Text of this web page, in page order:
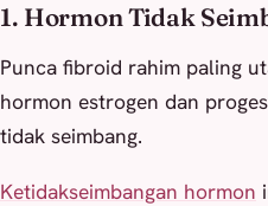
1. Hormon Tidak
Punca fibroid rahim paling
hormon estrogen dan
tidak seimbang.
Ketidakseimbangan hormon